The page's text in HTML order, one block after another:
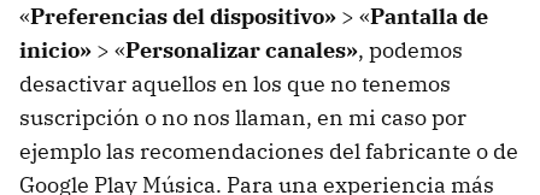
«Preferencias del dispositivo» > «Pantalla de
inicio» > «Personalizar canales», podemos
desactivar aquellos en los que no tenemos
suscripción o no nos llaman, en mi caso por
ejemplo las recomendaciones del fabricante o de
Google Play Música. Para una experiencia más